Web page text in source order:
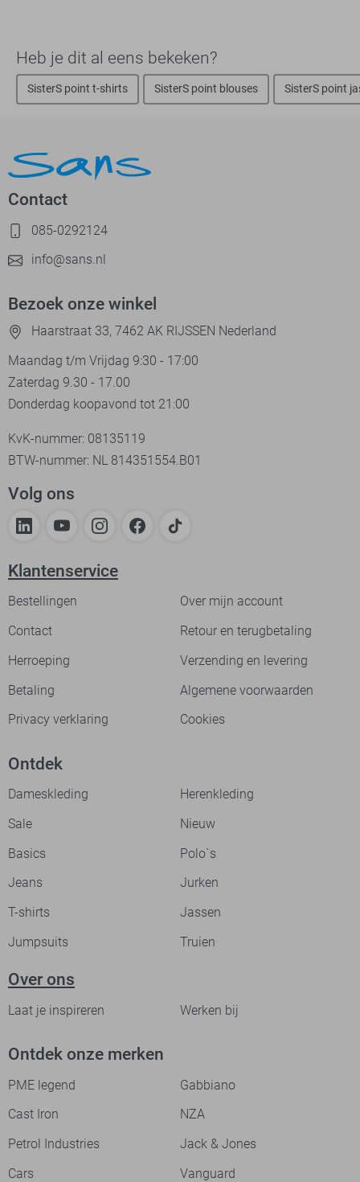
Heb je dit al eens bekeken?
SisterS point t-shirts SisterS point blouses SisterS point
Contact
085-0292124
info@sans.nl
Bezoek onze winkel
Haarstraat 33, 7462 AK RIJSSEN Nederland
Maandag t/m Vrijdag 9:30 - 17:00
Zaterdag 9.30 - 17.00
Donderdag koopavond tot 21:00
KvK-nummer: 08135119
BTW-nummer: NL 814351554.B01
Volg ons
Klantenservice
Bestellingen
Over mijn account
Contact
Retour en terugbetaling
Herroeping
Verzending en levering
Betaling
Algemene voorwaarden
Privacy verklaring
Cookies
Ontdek
Dameskleding
Herenkleding
Sale
Nieuw
Basics
Polo`s
Jeans
Jurken
T-shirts
Jassen
Jumpsuits
Truien
Over ons
Laat je inspireren Werken bij
Ontdek onze merken
PME legend
Gabbiano
Cast Iron
NZA
Petrol Industries
Jack & Jones
Cars
Vanguard